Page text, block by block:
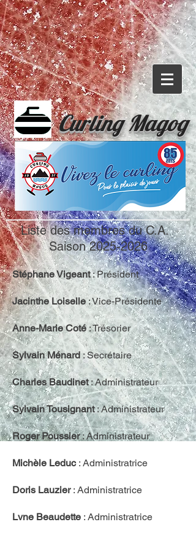
CurlingMagog
Liste des membres du C.A.
Saison2025-2026
Stéphane Vigeant: Président
Jacinthe Loiselle: Vice-Présidente
Anne-Marie Coté: Trésorier
Sylvain Ménard: Secrétaire
Charles Baudinet: Administrateur
Sylvain Tousignant: Administrateur
Roger Poussier: Administrateur
Michèle Leduc : Administratrice
Doris Lauzier: Administratrice
Lyne Beaudette : Administratrice